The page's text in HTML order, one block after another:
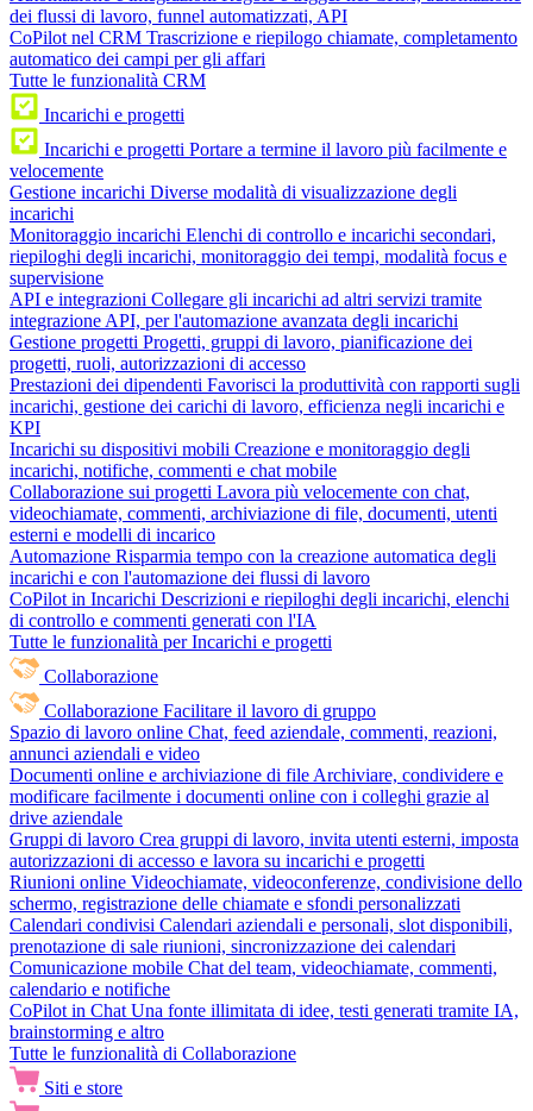
dei flussi di lavoro, funnel automatizzati, API
CoPilot nel CRM Trascrizione e riepilogo chiamate, completamento
automatico dei campi per gli affari
Tutte le funzionalità CRM
Incarichi e progetti
Incarichi e progetti Portare a termine il lavoro più facilmente e
velocemente
Gestione incarichi Diverse modalità di visualizzazione degli
incarichi
Monitoraggio incarichi Elenchi di controllo e incarichi secondari,
riepiloghi degli incarichi, monitoraggio dei tempi, modalità focus e
supervisione
API e integrazioni Collegare gli incarichi ad altri servizi tramite
integrazione API, per l'automazione avanzata degli incarichi
Gestione progetti Progetti, gruppi di lavoro, pianificazione dei
progetti, ruoli, autorizzazioni di accesso
Prestazioni dei dipendenti Favorisci la produttività con rapporti sugli
incarichi, gestione dei carichi di lavoro, efficienza negli incarichi e
KPI
Incarichi su dispositivi mobili Creazione e monitoraggio degli
incarichi, notifiche, commenti e chat mobile
Collaborazione sui progetti Lavora più velocemente con chat,
videochiamate, commenti, archiviazione di file, documenti, utenti
esterni e modelli di incarico
Automazione Risparmia tempo con la creazione automatica degli
incarichi e con l'automazione dei flussi di lavoro
CoPilot in Incarichi Descrizioni e riepiloghi degli incarichi, elenchi
di controllo e commenti generati con l'IA
Tutte le funzionalità per Incarichi e progetti
Collaborazione
Collaborazione Facilitare il lavoro di gruppo
Spazio di lavoro online Chat, feed aziendale, commenti, reazioni,
annunci aziendali e video
Documenti online e archiviazione di file Archiviare, condividere e
modificare facilmente i documenti online con i colleghi grazie al
drive aziendale
Gruppi di lavoro Crea gruppi di lavoro, invita utenti esterni, imposta
autorizzazioni di accesso e lavora su incarichi e progetti
Riunioni online Videochiamate, videoconferenze, condivisione dello
schermo, registrazione delle chiamate e sfondi personalizzati
Calendari condivisi Calendari aziendali e personali, slot disponibili,
prenotazione di sale riunioni, sincronizzazione dei calendari
Comunicazione mobile Chat del team, videochiamate, commenti,
calendario e notifiche
CoPilot in Chat Una fonte illimitata di idee, testi generati tramite IA,
brainstorming e altro
Tutte le funzionalità di Collaborazione
Siti e store